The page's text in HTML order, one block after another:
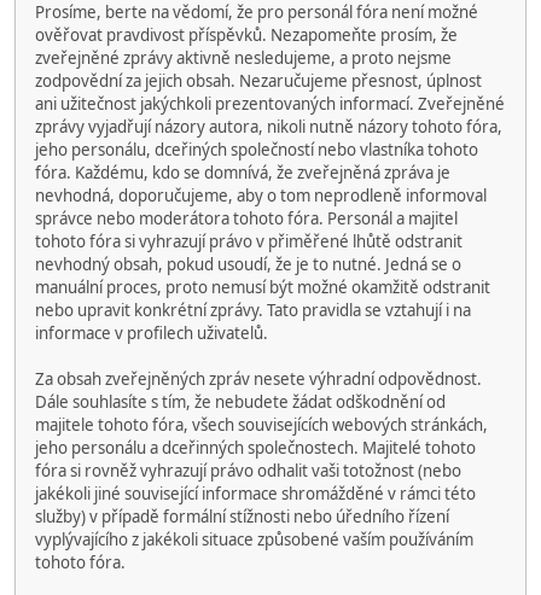
Prosíme, berte na vědomí, že pro personál fóra není možné
ověřovat pravdivost příspěvků. Nezapomeňte prosím, že
zveřejněné zprávy aktivně nesledujeme, a proto nejsme
zodpovědní za jejich obsah. Nezaručujeme přesnost, úplnost
ani užitečnost jakýchkoli prezentovaných informací. Zveřejněné
zprávy vyjadřují názory autora, nikoli nutně názory tohoto fóra,
jeho personálu, dceřiných společností nebo vlastníka tohoto
fóra. Každému, kdo se domnívá, že zveřejněná zpráva je
nevhodná, doporučujeme, aby o tom neprodleně informoval
správce nebo moderátora tohoto fóra. Personál a majitel
tohoto fóra si vyhrazují právo v přiměřené lhůtě odstranit
nevhodný obsah, pokud usoudí, že je to nutné. Jedná se o
manuální proces, proto nemusí být možné okamžitě odstranit
nebo upravit konkrétní zprávy. Tato pravidla se vztahují i na
informace v profilech uživatelů.
Za obsah zveřejněných zpráv nesete výhradní odpovědnost.
Dále souhlasíte s tím, že nebudete žádat odškodnění od
majitele tohoto fóra, všech souvisejících webových stránkách,
jeho personálu a dceřinných společnostech. Majitelé tohoto
fóra si rovněž vyhrazují právo odhalit vaši totožnost (nebo
jakékoli jiné související informace shromážděné v rámci této
služby) v případě formální stížnosti nebo úředního řízení
vyplývajícího z jakékoli situace způsobené vaším používáním
tohoto fóra.